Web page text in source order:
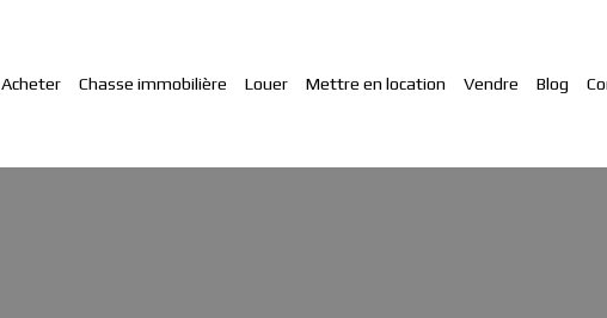
Acheter Chasse immobilière Louer Mettre en location Vendre Blog